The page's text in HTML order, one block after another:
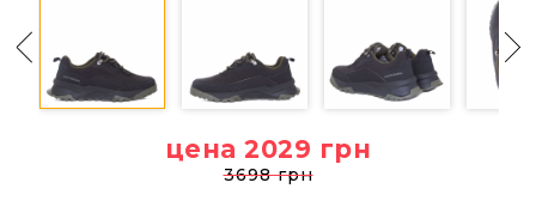
цена 2029 грн
3698 грн